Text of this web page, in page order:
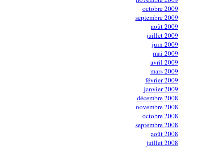
octobre 2009
septembre 2009
août 2009
juillet 2009
juin 2009
mai 2009
avril 2009
mars 2009
février 2009
janvier 2009
décembre 2008
novembre 2008
octobre 2008
septembre 2008
août 2008
juillet 2008